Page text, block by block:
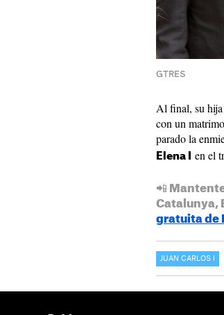
GTRES
Al final, su hija
con un
parado la
Elena I
en el
📲
Catalunya,
gratuita de
JUAN CARLOS I